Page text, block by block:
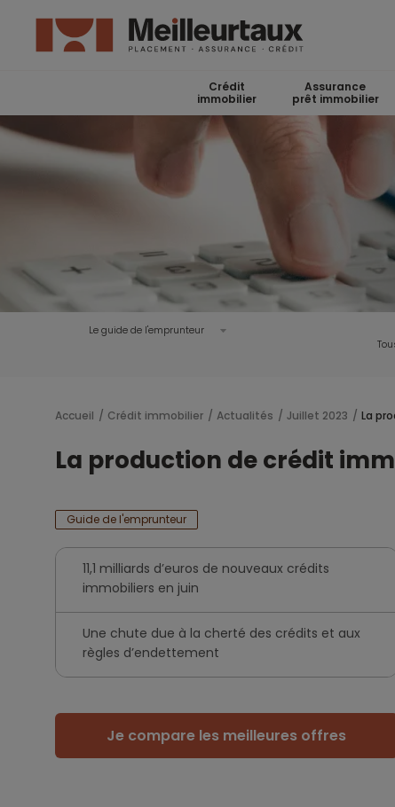
Crédit
immobilier
Assurance
prêt immobilier
Le guide de l'emprunteur
Accueil Crédit immobilier Actualités Juillet 2023 La
La production de crédit
Guide de l'emprunteur
11,1 milliards d’euros de nouveaux crédits
immobiliers en juin
Une chute due à la cherté des crédits et aux
règles d’endettement
Je compare les meilleures offres